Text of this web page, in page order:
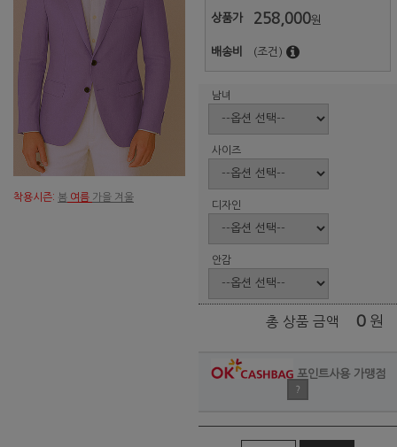
착용시즌: 봄 여름 가을 겨울
상품가 258,000원
배송비 (조건)
남녀
사이즈
디자인
안감
총 상품 금액 0 원
포인트사용 가맹점
?